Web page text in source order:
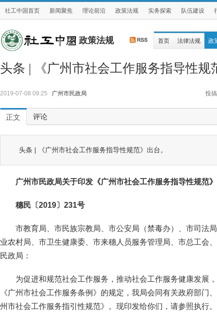
社工中国首页 新闻聚焦 理论前沿 政策法规 实务探索 队伍建设
政策法规 首页 法律法规 政
头条 | 《广州市社会工作服务指导性规
2019-07-08 09:25 广州市民政局 投搞
正文 评论
头条 | 《广州市社会工作服务指导性规范》出台。
广州市民政局关于印发《广州市社会工作服务指导性规范
穗民〔2019〕231号
市教育局、市民族宗教局、市公安局（禁毒办）、市司法
业农村局、市卫生健康委、市来穗人员服务管理局、市总工会
民政局：
为促进和规范社会工作服务，推动社会工作服务健康发展
《广州市社会工作服务条例》的规定，我局会同有关政府部门
州市社会工作服务指引性规范》。现印发给你们，请参照执行。